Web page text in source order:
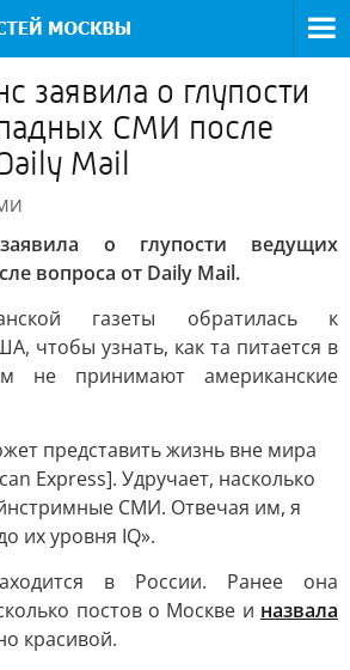
заявила о глупости
СМИ после
Mail
о глупости ведущих
вопроса от Daily Mail.
газеты обратилась к
чтобы узнать, как та питается в
не принимают американские
представить жизнь вне мира
Express]. Удручает, насколько
СМИ. Отвечая им, я
их уровня IQ».
в России. Ранее она
постов о Москве и назвала
красивой.